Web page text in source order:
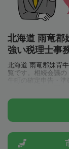
北海道 雨竜郡
強い税理士事
北海道 雨竜郡妹背
覧です。相続会議
牛町の確定申告・
来ます。相続に関